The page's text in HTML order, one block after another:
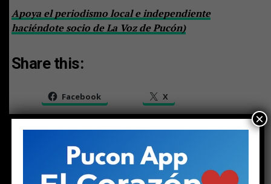
Apoya el periodismo local e independiente
haciéndote socio de La Voz de Pucón)
Share this:
Facebook X
×